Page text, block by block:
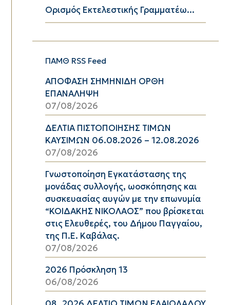
Ορισμός Εκτελεστικής Γραμματέω...
ΠΑΜΘ RSS Feed
ΑΠΟΦΑΣΗ ΣΗΜΗΝΙΔΗ ΟΡΘΗ
ΕΠΑΝΑΛΗΨΗ
07/08/2026
ΔΕΛΤΙΑ ΠΙΣΤΟΠΟΙΗΣΗΣ ΤΙΜΩΝ
ΚΑΥΣΙΜΩΝ 06.08.2026 – 12.08.2026
07/08/2026
Γνωστοποίηση Εγκατάστασης της
μονάδας συλλογής, ωοσκόπησης και
συσκευασίας αυγών με την επωνυμία
“ΚΟΙΔΑΚΗΣ ΝΙΚΟΛΑΟΣ” που βρίσκεται
στις Ελευθερές, του Δήμου Παγγαίου,
της Π.Ε. Καβάλας.
07/08/2026
2026 Πρόσκληση 13
06/08/2026